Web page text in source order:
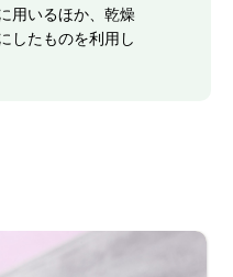
用いるほか、乾燥
したものを利用し